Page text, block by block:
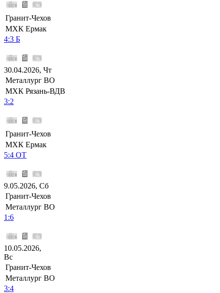
Гранит-Чехов
МХК Ермак
4:3 Б
30.04.2026, Чт
Металлург ВО
МХК Рязань-ВДВ
3:2
Гранит-Чехов
МХК Ермак
5:4 ОТ
9.05.2026, Сб
Гранит-Чехов
Металлург ВО
1:6
10.05.2026,
Вс
Гранит-Чехов
Металлург ВО
3:4